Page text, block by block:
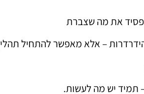
את מה שצברת
– אלא מאפשר להתחיל
תמיד יש מה לעשות.